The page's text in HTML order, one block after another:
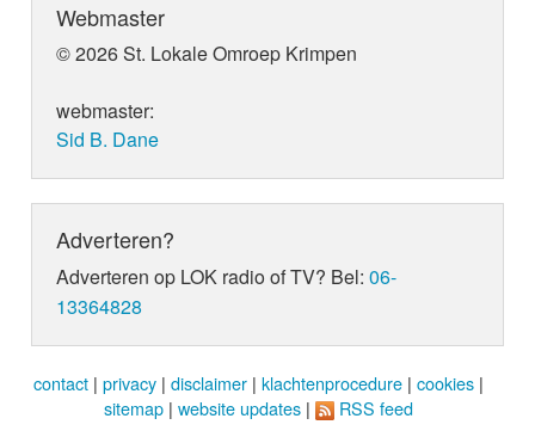
Webmaster
© 2026 St. Lokale Omroep Krimpen
webmaster:
Sid B. Dane
Adverteren?
Adverteren op LOK radio of TV? Bel:06-
13364828
contact | privacy | disclaimer | klachtenprocedure | cookies |
sitemap | website updates | RSS feed